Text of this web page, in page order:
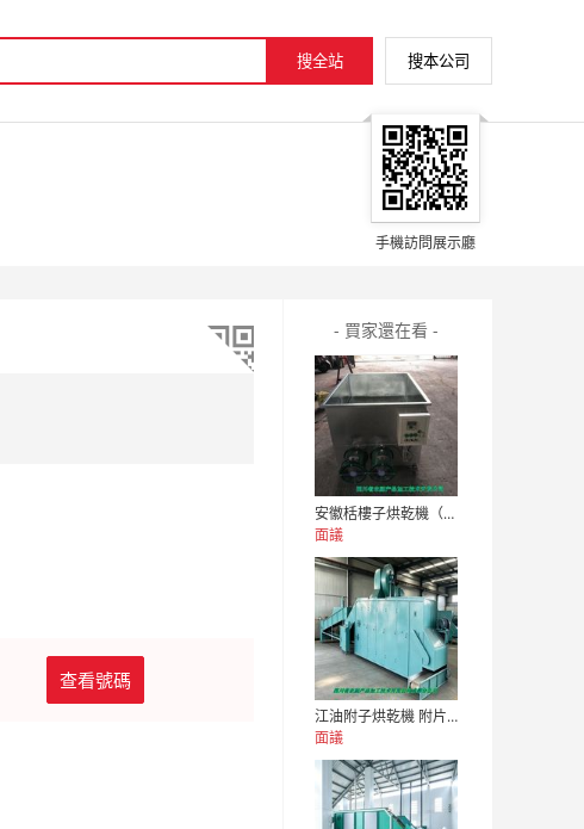
手機訪問展示廳
- 買家還在看 -
安徽栝樓子烘乾機（木山5型），四川瓜蔞籽烘乾機
面議
江油附子烘乾機 附片快速乾燥機 木山1型
面議
查看號碼